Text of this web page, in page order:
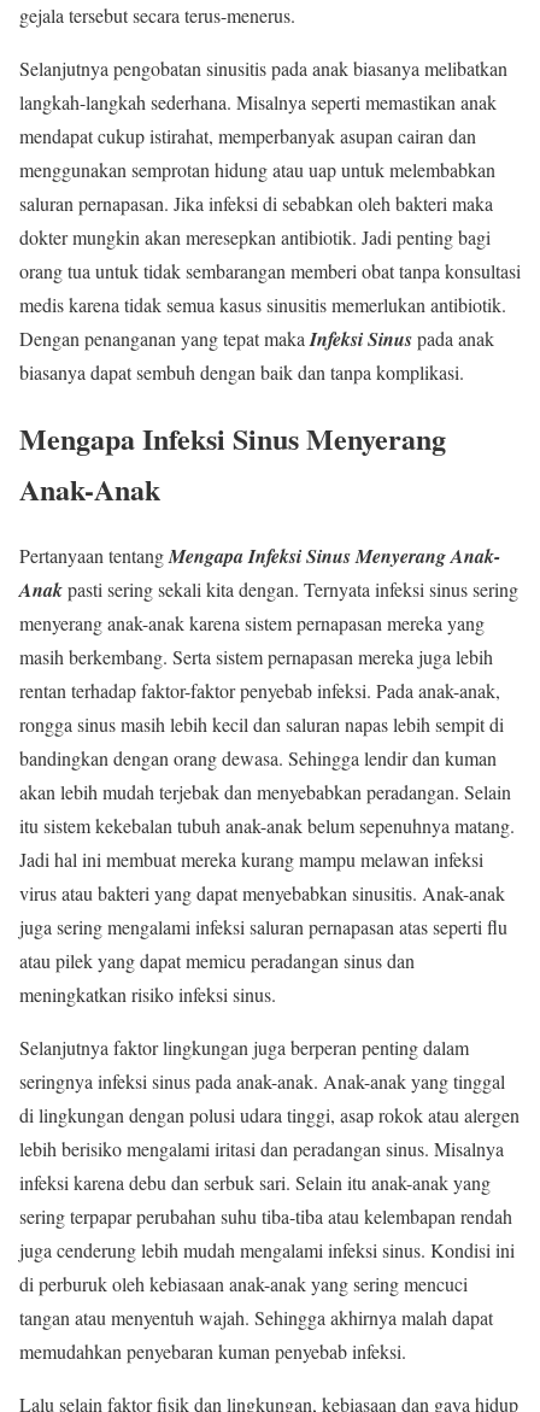
gejala tersebut secara terus-menerus.
Selanjutnya pengobatan sinusitis pada anak biasanya melibatkan
langkah-langkah sederhana. Misalnya seperti memastikan anak
mendapat cukup istirahat, memperbanyak asupan cairan dan
menggunakan semprotan hidung atau uap untuk melembabkan
saluran pernapasan. Jika infeksi di sebabkan oleh bakteri maka
dokter mungkin akan meresepkan antibiotik. Jadi penting bagi
orang tua untuk tidak sembarangan memberi obat tanpa konsultasi
medis karena tidak semua kasus sinusitis memerlukan antibiotik.
Dengan penanganan yang tepat maka Infeksi Sinuspada anak
biasanya dapat sembuh dengan baik dan tanpa komplikasi.
Mengapa Infeksi Sinus Menyerang
Anak-Anak
Pertanyaan tentangMengapa Infeksi Sinus Menyerang Anak-
Anakpasti sering sekali kita dengan. Ternyata infeksi sinus sering
menyerang anak-anak karena sistem pernapasan mereka yang
masih berkembang. Serta sistem pernapasan mereka juga lebih
rentan terhadap faktor-faktor penyebab infeksi. Pada anak-anak,
rongga sinus masih lebih kecil dan saluran napas lebih sempit di
bandingkan dengan orang dewasa. Sehingga lendir dan kuman
akan lebih mudah terjebak dan menyebabkan peradangan. Selain
itu sistem kekebalan tubuh anak-anak belum sepenuhnya matang.
Jadi hal ini membuat mereka kurang mampu melawan infeksi
virus atau bakteri yang dapat menyebabkan sinusitis. Anak-anak
juga sering mengalami infeksi saluran pernapasan atas seperti flu
atau pilek yang dapat memicu peradangan sinus dan
meningkatkan risiko infeksi sinus.
Selanjutnya faktor lingkungan juga berperan penting dalam
seringnya infeksi sinus pada anak-anak. Anak-anak yang tinggal
di lingkungan dengan polusi udara tinggi, asap rokok atau alergen
lebih berisiko mengalami iritasi dan peradangan sinus. Misalnya
infeksi karena debu dan serbuk sari. Selain itu anak-anak yang
sering terpapar perubahan suhu tiba-tiba atau kelembapan rendah
juga cenderung lebih mudah mengalami infeksi sinus. Kondisi ini
di perburuk oleh kebiasaan anak-anak yang sering mencuci
tangan atau menyentuh wajah. Sehingga akhirnya malah dapat
memudahkan penyebaran kuman penyebab infeksi.
Lalu selain faktor fisik dan lingkungan, kebiasaan dan gaya hidup